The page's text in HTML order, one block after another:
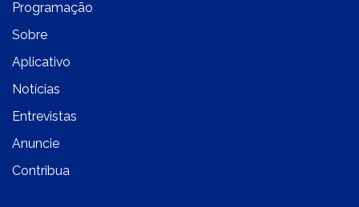
Programação
Sobre
Aplicativo
Notícias
Entrevistas
Anuncie
Contribua